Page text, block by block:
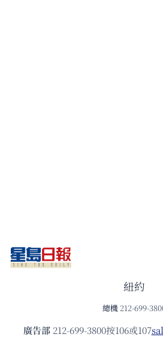
紐約
總機 212-699-
廣告部212-699-3800按106或107